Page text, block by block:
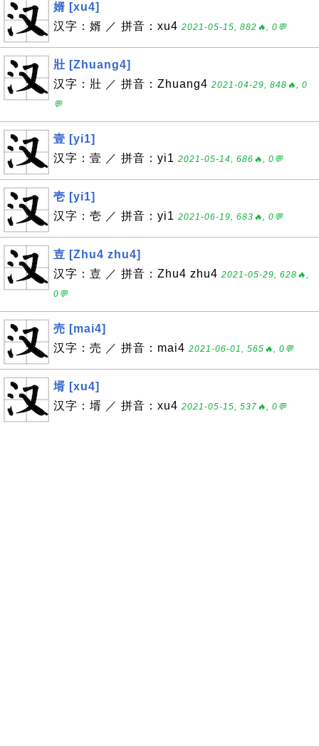
婿 [xu4]
汉字：婿 ／ 拼音：xu4 2021-05-15, 882🔥, 0💬
壯 [Zhuang4]
汉字：壯 ／ 拼音：Zhuang4 2021-04-29, 848🔥, 0
💬
壹 [yi1]
汉字：壹 ／ 拼音：yi1 2021-05-14, 686🔥, 0💬
壱 [yi1]
汉字：壱 ／ 拼音：yi1 2021-06-19, 683🔥, 0💬
壴 [Zhu4 zhu4]
汉字：壴 ／ 拼音：Zhu4 zhu4 2021-05-29, 628🔥,
0💬
売 [mai4]
汉字：売 ／ 拼音：mai4 2021-06-01, 565🔥, 0💬
壻 [xu4]
汉字：壻 ／ 拼音：xu4 2021-05-15, 537🔥, 0💬